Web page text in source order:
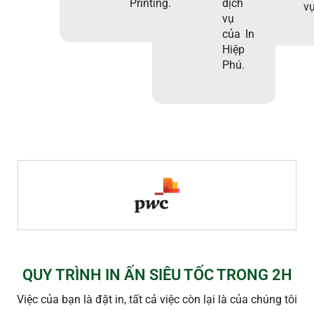
Printing.
dịch
vụ
của In
Hiệp
Phú.
QUY TRÌNH IN ẤN SIÊU TỐC TRONG 2H
Việc của bạn là đặt in, tất cả việc còn lại là của chúng tôi